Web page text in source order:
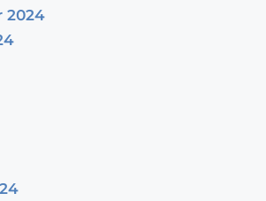
2024